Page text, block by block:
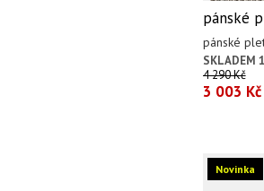
pánské
pánské
SKLADEM
4 290 Kč
3 003 Kč
Novinka